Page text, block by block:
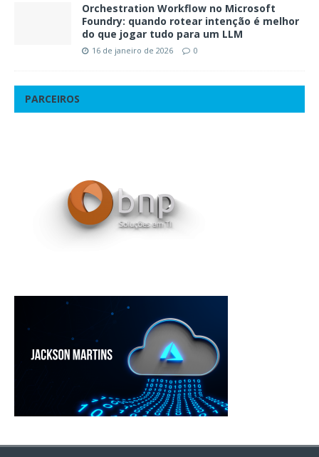
Orchestration Workflow no Microsoft
Foundry: quando rotear intenção é melhor
do que jogar tudo para um LLM
16 de janeiro de 2026 0
PARCEIROS